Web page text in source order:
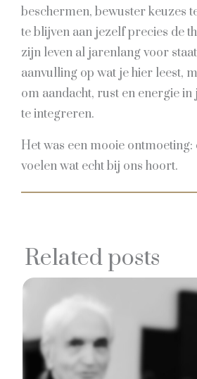
beschermen, bewuster keuzes
te blijven aan jezelf precies de
zijn leven al jarenlang voor
aanvulling op wat je hier leest,
om aandacht, rust en energie in
te integreren.
Het was een mooie ontmoeting:
voelen wat echt bij ons hoort.
Related posts